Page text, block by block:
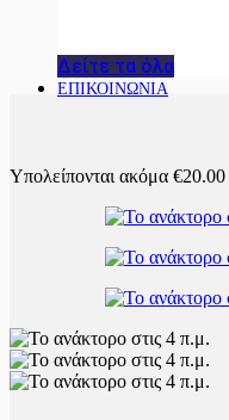
Δείτε τα όλα
ΕΠΙΚΟΙΝΩΝΙΑ
Υπολείπονται ακόμα €20.00